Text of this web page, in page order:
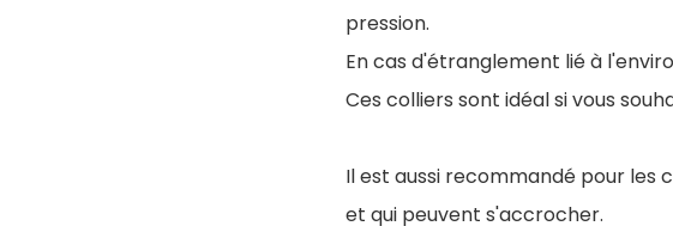
pression.
En cas d'étranglement lié à
Ces colliers sont idéal si vous
Il est aussi recommandé pour les
et qui peuvent s'accrocher.